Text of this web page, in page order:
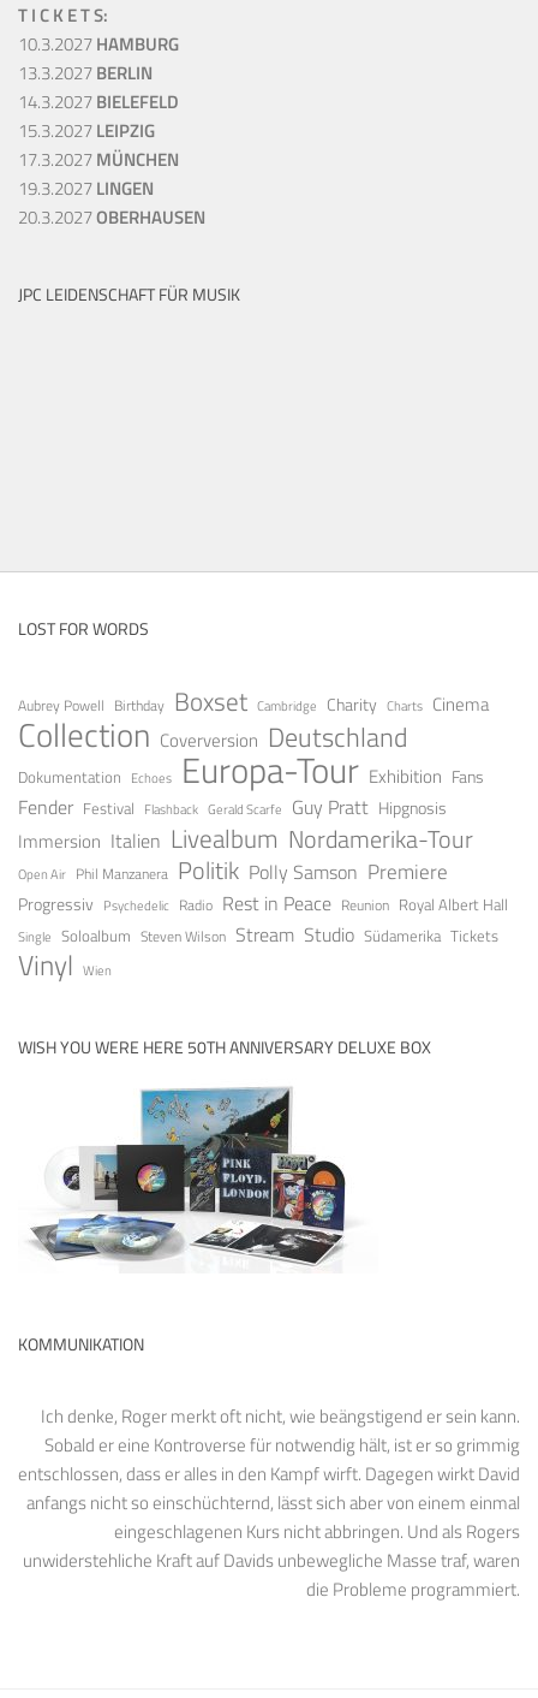
T I C K E T S:
10.3.2027HAMBURG
13.3.2027BERLIN
14.3.2027BIELEFELD
15.3.2027LEIPZIG
17.3.2027MÜNCHEN
19.3.2027LINGEN
20.3.2027OBERHAUSEN
JPC LEIDENSCHAFT FÜR MUSIK
LOST FOR WORDS
Aubrey Powell Birthday Boxset Cambridge Charity Charts Cinema
Collection Coverversion Deutschland
Dokumentation Echoes Europa-Tour Exhibition Fans
Fender Festival Flashback Gerald Scarfe Guy Pratt Hipgnosis
Immersion Italien Livealbum Nordamerika-Tour
Open Air Phil Manzanera Politik Polly Samson Premiere
Progressiv Psychedelic Radio Rest in Peace Reunion Royal Albert Hall
Single Soloalbum Steven Wilson Stream Studio Südamerika Tickets
Vinyl Wien
WISH YOU WERE HERE 50TH ANNIVERSARY DELUXE BOX
KOMMUNIKATION
Ich denke, Roger merkt oft nicht, wie beängstigend er sein kann.
Sobald er eine Kontroverse für notwendig hält, ist er so grimmig
entschlossen, dass er alles in den Kampf wirft. Dagegen wirkt David
anfangs nicht so einschüchternd, lässt sich aber von einem einmal
eingeschlagenen Kurs nicht abbringen. Und als Rogers
unwiderstehliche Kraft auf Davids unbewegliche Masse traf, waren
die Probleme programmiert.